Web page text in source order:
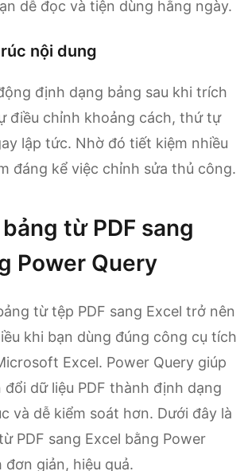
dễ đọc và tiện dùng hằng ngày.
nội dung
định dạng bảng sau khi trích
điều chỉnh khoảng cách, thứ tự
lập tức. Nhờ đó tiết kiệm nhiều
đáng kể việc chỉnh sửa thủ công.
từ PDF sang
Power Query
từ tệp PDF sang Excel trở nên
khi bạn dùng đúng công cụ tích
Excel. Power Query giúp
đổi dữ liệu PDF thành định dạng
và dễ kiểm soát hơn. Dưới đây là
PDF sang Excel bằng Power
giản, hiệu quả.